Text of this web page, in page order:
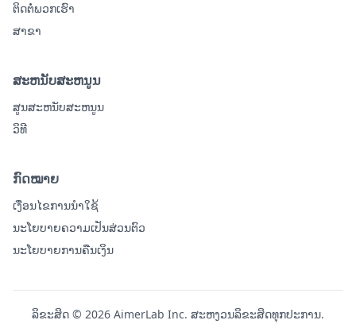
ຕິດ​ຕໍ່​ພວກ​ເຮົາ
ສາຂາ
ສະຫນັບສະຫນູນ
ສູນສະຫນັບສະຫນູນ
ວິທີ
ກົດໝາຍ
ເງື່ອນໄຂການນໍາໃຊ້
ນະໂຍບາຍຄວາມເປັນສ່ວນຕົວ
ນະໂຍບາຍການຄືນເງິນ
ລິຂະສິດ © 2026 AimerLab Inc. ສະຫງວນລິຂະສິດທຸກປະການ.